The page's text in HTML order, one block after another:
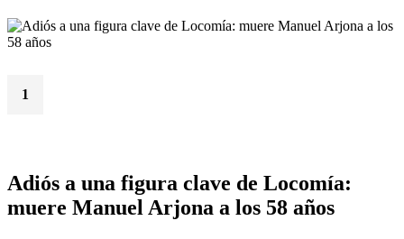
1
Adiós a una figura clave de Locomía:
muere Manuel Arjona a los 58 años